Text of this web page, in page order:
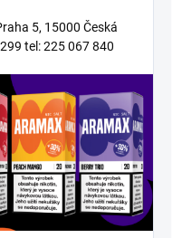
5, 15000 Česká
tel: 225 067 840